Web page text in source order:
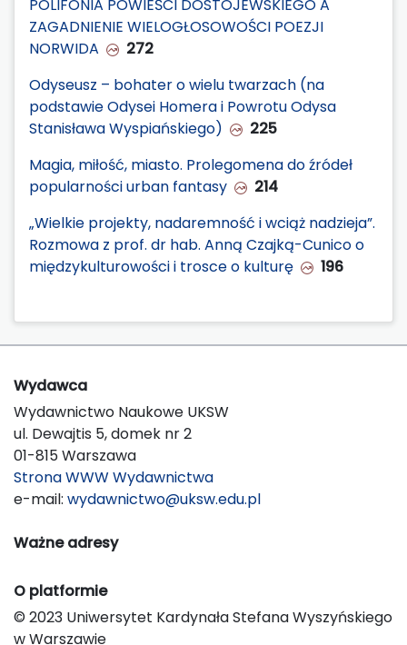
POLIFONIA POWIEŚCI DOSTOJEWSKIEGO A
ZAGADNIENIE WIELOGŁOSOWOŚCI POEZJI
NORWIDA
272
Odyseusz – bohater o wielu twarzach (na
podstawie Odysei Homera i Powrotu Odysa
Stanisława Wyspiańskiego)
225
Magia, miłość, miasto. Prolegomena do źródeł
popularności urban fantasy
214
„Wielkie projekty, nadaremność i wciąż nadzieja”.
Rozmowa z prof. dr hab. Anną Czajką-Cunico o
międzykulturowości i trosce o kulturę
196
Wydawca
Wydawnictwo Naukowe UKSW
ul. Dewajtis 5, domek nr 2
01-815 Warszawa
Strona WWW Wydawnictwa
e-mail: wydawnictwo@uksw.edu.pl
Ważne adresy
O platformie
© 2023 Uniwersytet Kardynała Stefana Wyszyńskiego
w Warszawie